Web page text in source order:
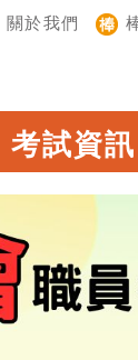
關於我們
考試資訊